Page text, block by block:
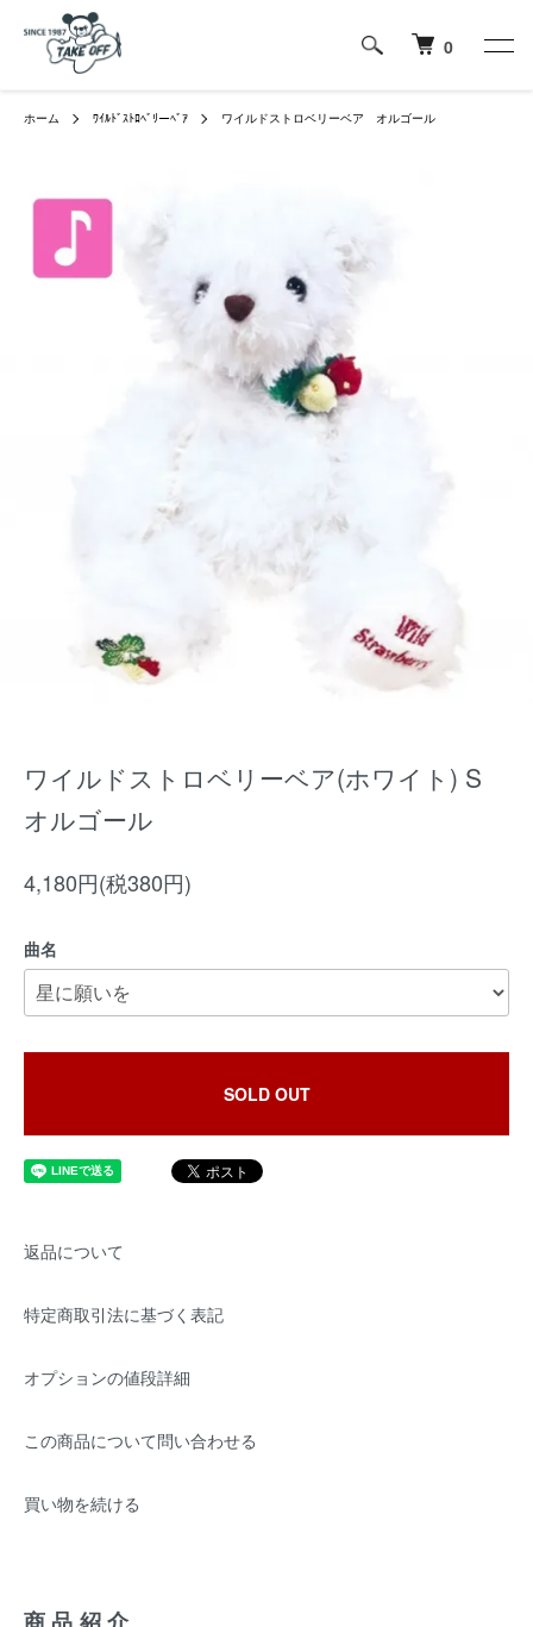
0
ホーム ﾜｲﾙﾄﾞｽﾄﾛﾍﾞﾘーﾍﾞｱ ワイルドストロベリーベア オルゴール
ワイルドストロベリーベア(ホワイト) S
オルゴール
4,180円(税380円)
曲名
SOLD OUT
返品について
特定商取引法に基づく表記
オプションの値段詳細
この商品について問い合わせる
買い物を続ける